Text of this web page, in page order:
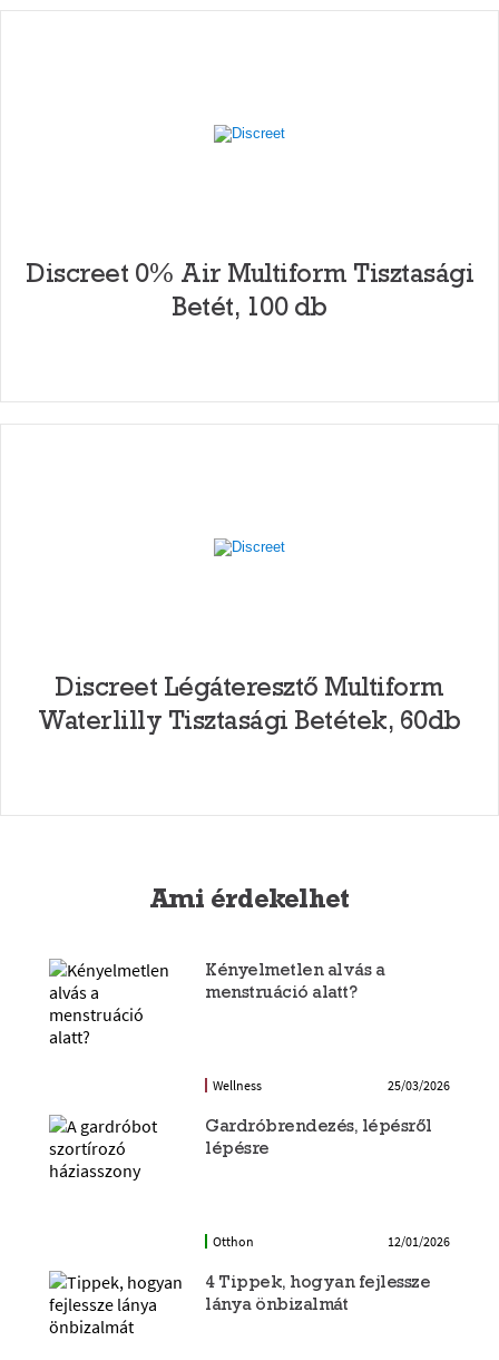
Discreet 0% Air Multiform Tisztasági
Betét, 100 db
Discreet Légáteresztő Multiform
Waterlilly Tisztasági Betétek, 60db
Ami érdekelhet
Kényelmetlen alvás a
menstruáció alatt?
Wellness 25/03/2026
Gardróbrendezés, lépésről
lépésre
Otthon 12/01/2026
4 Tippek, hogyan fejlessze
lánya önbizalmát